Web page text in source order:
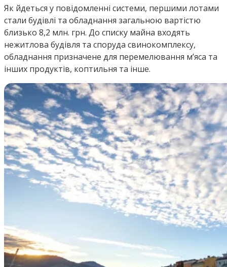
Як йдеться у повідомленні системи, першими лотами
стали будівлі та обладнання загальною вартістю
близько 8,2 млн. грн. До списку майна входять
нежитлова будівля та споруда свинокомплексу,
обладнання призначене для перемелювання м’яса та
інших продуктів, коптильня та інше.